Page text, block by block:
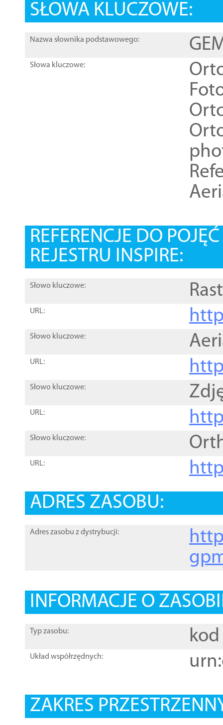
SŁOWA KLUCZOWE:
Nazwa słownika podstawowego:
Słowa kluczowe:
REFERENCJE DO
REJESTRU INSPIRE:
Słowo kluczowe:
URL:
Słowo kluczowe:
URL:
Słowo kluczowe:
URL:
Słowo kluczowe:
URL:
ADRES ZASOBU:
Adres zasobu z dystrybucji:
INFORMACJE O
Typ zasobu: kod
Układ współrzędnych:
ZAKRES